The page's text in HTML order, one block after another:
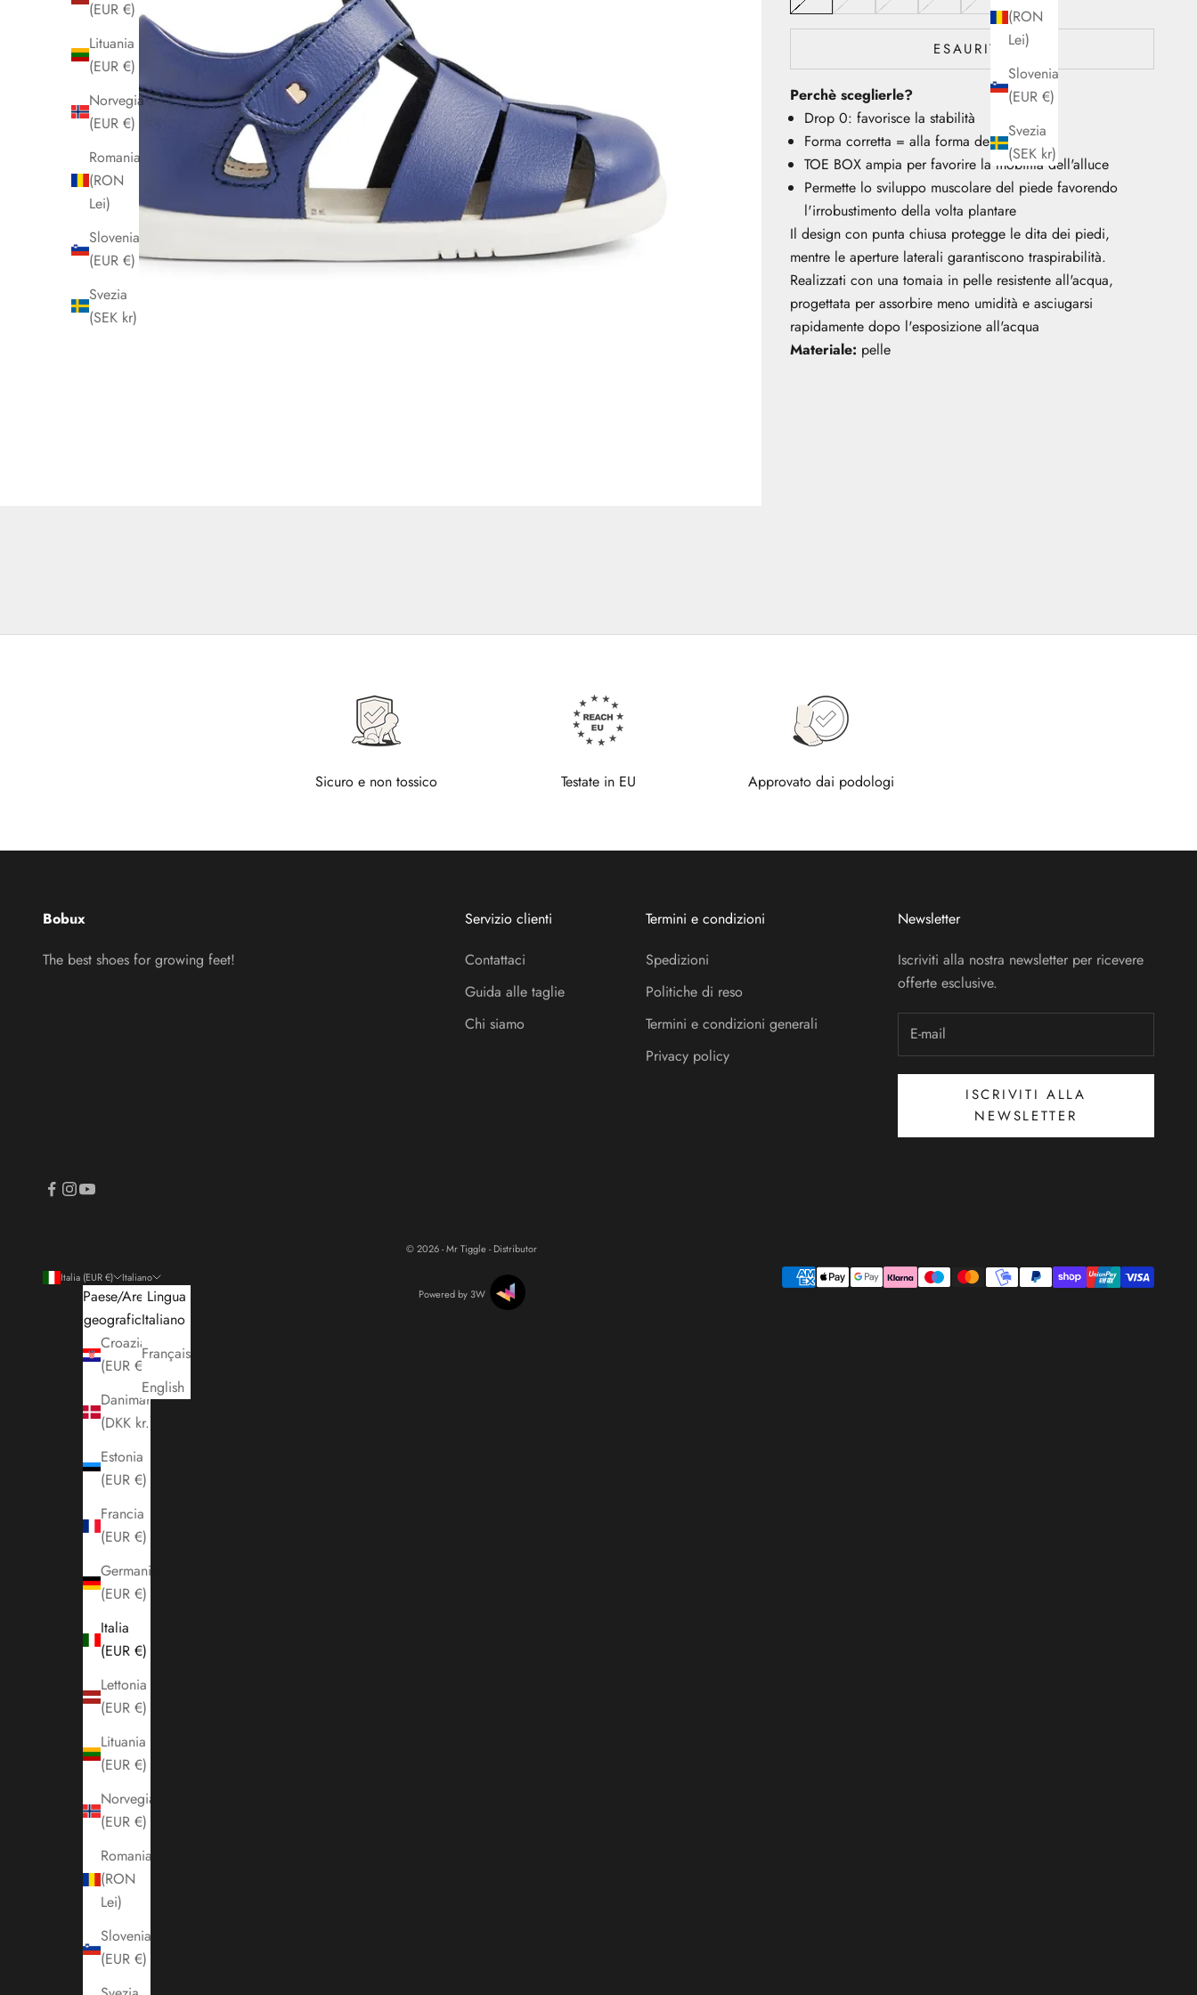
(RON
Lei)
Slovenia
(EUR €)
Svezia
(SEK kr)
(EUR €)
Lituania
(EUR €)
Norvegia
(EUR €)
Romania
(RON
Lei)
Slovenia
(EUR €)
Svezia
(SEK kr)
ESAURITO
Perchè sceglierle?
Drop 0: favorisce la stabilità
Forma corretta = alla forma del piede
TOE BOX ampia per favorire la mobilità dell'alluce
Permette lo sviluppo muscolare del piede favorendo
l'irrobustimento della volta plantare
Il design con punta chiusa protegge le dita dei piedi,
mentre le aperture laterali garantiscono traspirabilità.
Realizzati con una tomaia in pelle resistente all'acqua,
progettata per assorbire meno umidità e asciugarsi
rapidamente dopo l'esposizione all'acqua
Materiale: pelle
Sicuro e non tossico Testate in EU Approvato dai podologi
Bobux
The best shoes for growing feet!
Servizio clienti
Contattaci
Guida alle taglie
Chi siamo
Termini e condizioni
Spedizioni
Politiche di reso
Termini e condizioni generali
Privacy policy
Newsletter
Iscriviti alla nostra newsletter per ricevere
offerte esclusive.
ISCRIVITI ALLA
NEWSLETTER
Italia (EUR €)
Paese/Area
geografica
Croazia
(EUR €)
Danimarca
(DKK kr.)
Estonia
(EUR €)
Francia
(EUR €)
Germania
(EUR €)
Italia
(EUR €)
Lettonia
(EUR €)
Lituania
(EUR €)
Norvegia
(EUR €)
Romania
(RON
Lei)
Slovenia
(EUR €)
Italiano
Lingua
Italiano
Français
English
© 2026 - Mr Tiggle - Distributor
Powered by 3W